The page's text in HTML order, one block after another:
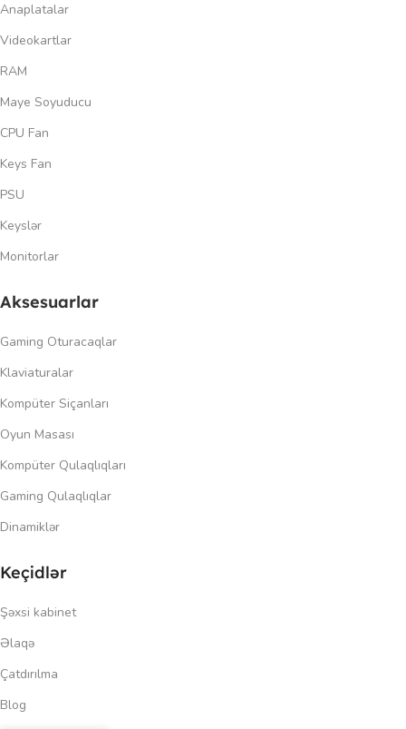
Anaplatalar
Videokartlar
RAM
Maye Soyuducu
CPU Fan
Keys Fan
PSU
Keyslər
Monitorlar
Aksesuarlar
Gaming Oturacaqlar
Klaviaturalar
Kompüter Siçanları
Oyun Masası
Kompüter Qulaqlıqları
Gaming Qulaqlıqlar
Dinamiklər
Keçidlər
Şəxsi kabinet
Əlaqə
Çatdırılma
Blog